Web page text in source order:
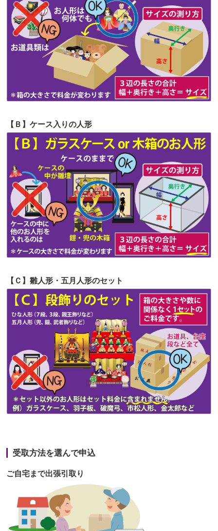
見つけまし...
第62回人形供養祭令和5年6月21日(水)
第61回人形供養祭 令和5年5月19日(金)
第60回人形供養祭令和5年3月28日(火)
第59回人形供養祭 令和5年2月10日(金)
第58回人形供養祭令和5年12月21日(水)
第56回人形供養祭 令和4年10月19日(水)
第55回人形供養祭令和4年9月8日(木)
第54回人形供養祭令和4年8月1日(月)
第53回人形供養祭令和4年7月1日(金)
第52回人形供養祭令和4年5月17日(火)
第51回人形供養祭令和4年4月18日(月)
第50回人形供養祭令和4年3月15日(火)
第49回人形供養祭令和4年1月17日(月)
第48回人形供養祭令和3年12月3日(金)
第47回人形供養祭 令和3年10月11日(月)
第46回人形供養祭 令和3年9月13日(月)
第45回人形供養祭令和3年7月12日(月)
第44回人形供養祭令和3年6月3日(木)
第43回人形供養祭令和3年4月23日(金)
第39回人形供養祭令和2年10月22日(木)
第38回人形供養祭 令和2年8月26日(水)
第37回人形供養祭 令和2年6月8日(月)
【Ｂ】ケース入りの人形
【Ｃ】雛人形・五月人形のセット
受取方法を選んで申込
ご自宅まで出張引取り